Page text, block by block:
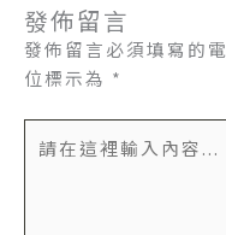
發佈留言
發佈留言必須填寫的
位標示為 *
在